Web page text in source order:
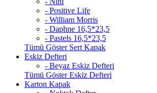
- Positive Life
- William Morris
- Daphne 16,5*23,5
- Pastels 16,5*23,5
Tümü Göster Sert Kapak
Eskiz Defteri
- Beyaz Eskiz Defteri
Tümü Göster Eskiz Defteri
Karton Kapak